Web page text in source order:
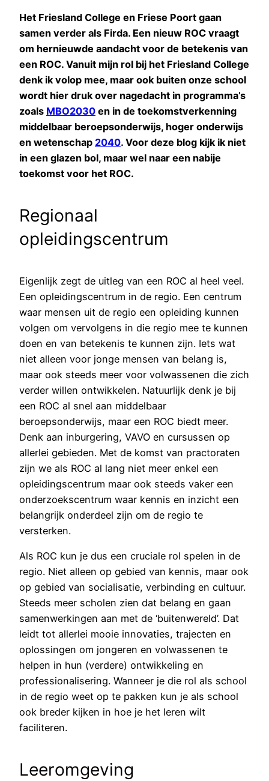
Het Friesland College en Friese Poort gaan
samen verder als Firda. Een nieuw ROC vraagt
om hernieuwde aandacht voor de betekenis van
een ROC. Vanuit mijn rol bij het Friesland College
denk ik volop mee, maar ook buiten onze school
wordt hier druk over nagedacht in programma’s
zoals MBO2030 en in de toekomstverkenning
middelbaar beroepsonderwijs, hoger onderwijs
en wetenschap 2040. Voor deze blog kijk ik niet
in een glazen bol, maar wel naar een nabije
toekomst voor het ROC.
Regionaal
opleidingscentrum
Eigenlijk zegt de uitleg van een ROC al heel veel.
Een opleidingscentrum in de regio. Een centrum
waar mensen uit de regio een opleiding kunnen
volgen om vervolgens in die regio mee te kunnen
doen en van betekenis te kunnen zijn. Iets wat
niet alleen voor jonge mensen van belang is,
maar ook steeds meer voor volwassenen die zich
verder willen ontwikkelen. Natuurlijk denk je bij
een ROC al snel aan middelbaar
beroepsonderwijs, maar een ROC biedt meer.
Denk aan inburgering, VAVO en cursussen op
allerlei gebieden. Met de komst van practoraten
zijn we als ROC al lang niet meer enkel een
opleidingscentrum maar ook steeds vaker een
onderzoekscentrum waar kennis en inzicht een
belangrijk onderdeel zijn om de regio te
versterken.
Als ROC kun je dus een cruciale rol spelen in de
regio. Niet alleen op gebied van kennis, maar ook
op gebied van socialisatie, verbinding en cultuur.
Steeds meer scholen zien dat belang en gaan
samenwerkingen aan met de ‘buitenwereld’. Dat
leidt tot allerlei mooie innovaties, trajecten en
oplossingen om jongeren en volwassenen te
helpen in hun (verdere) ontwikkeling en
professionalisering. Wanneer je die rol als school
in de regio weet op te pakken kun je als school
ook breder kijken in hoe je het leren wilt
faciliteren.
Leeromgeving